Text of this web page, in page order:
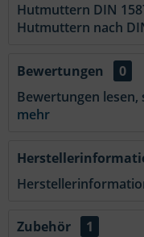
Hutmuttern DIN
Hutmuttern nach
Bewertungen
0
Bewertungen
mehr
Zubehör 1